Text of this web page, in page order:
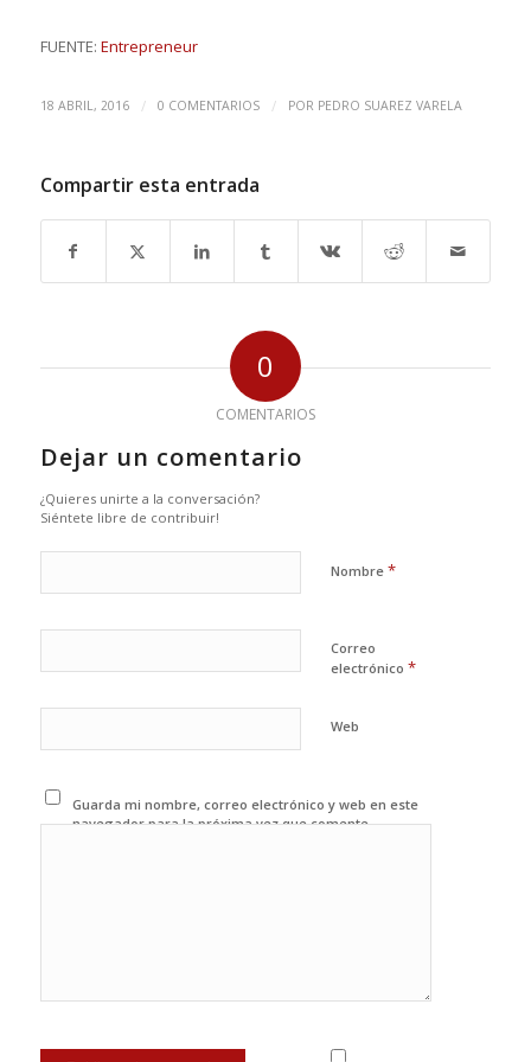
FUENTE: Entrepreneur
18 ABRIL, 2016 / 0 COMENTARIOS / POR PEDRO SUAREZ VARELA
Compartir esta entrada
0
COMENTARIOS
Dejar un comentario
¿Quieres unirte a la conversación?
Siéntete libre de contribuir!
Nombre *
Correo
electrónico *
Web
Guarda mi nombre, correo electrónico y web en este
navegador para la próxima vez que comente.